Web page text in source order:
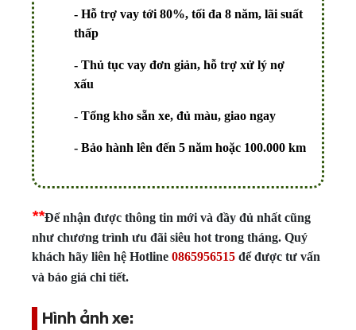
- Hỗ trợ vay tới 80%, tối đa 8 năm, lãi suất
thấp
- Thủ tục vay đơn giản, hỗ trợ xử lý nợ
xấu
- Tổng kho sẵn xe, đủ màu, giao ngay
- Bảo hành lên đến 5 năm hoặc 100.000 km
**Để nhận được thông tin mới và đầy đủ nhất cũng
như chương trình ưu đãi siêu hot trong tháng. Quý
khách hãy liên hệ Hotline 0865956515 để được tư vấn
và báo giá chi tiết.
Hình ảnh xe: